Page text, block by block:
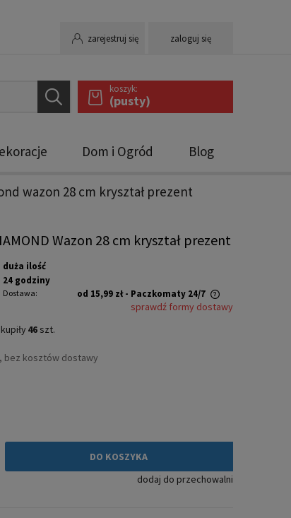
zarejestruj się zaloguj się
koszyk:
(pusty)
Dom i Ogród Blog
wazon 28 cm kryształ prezent
Wazon 28 cm kryształ prezent
duża ilość
24 godziny
Dostawa: od 15,99 zł - Paczkomaty 24/7
Cena nie zawiera ewentualnych kosztów
sprawdź formy dostawy
kupiły 46 szt.
bez kosztów dostawy
DO KOSZYKA
dodaj do przechowalni